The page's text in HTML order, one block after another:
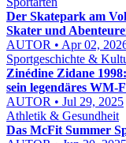
Der Skatepark am
Skater und
AUTOR • Apr 02,
Sportgeschichte &
Zinédine Zidane
sein legendäres WM-
AUTOR • Jul 29, 2025
Athletik & Gesundheit
Das McFit Summer